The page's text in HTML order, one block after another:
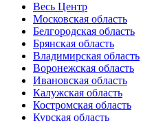
Весь Центр
Московская область
Белгородская область
Брянская область
Владимирская область
Воронежская область
Ивановская область
Калужская область
Костромская область
Курская область